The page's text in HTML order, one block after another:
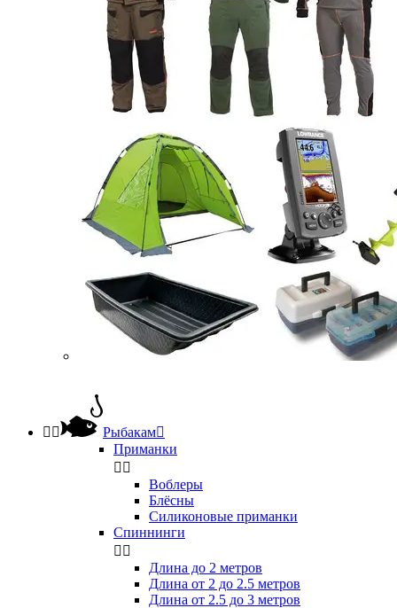
  Рыбакам
Приманки
 
Воблеры
Блёсны
Силиконовые приманки
Спиннинги
 
Длина до 2 метров
Длина от 2 до 2.5 метров
Длина от 2.5 до 3 метров